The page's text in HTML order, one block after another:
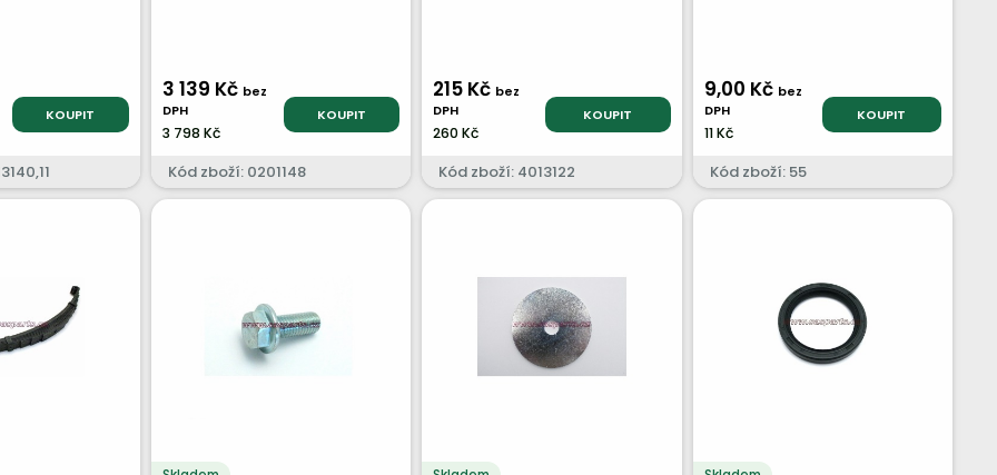
KOUPIT
3 139 Kč bez
DPH
3 798 Kč
KOUPIT
Kód zboží: 0201148
215 Kč bez
DPH
260 Kč
KOUPIT
Kód zboží: 4013122
9,00 Kč bez
DPH
11 Kč
KOUPIT
Kód zboží: 55